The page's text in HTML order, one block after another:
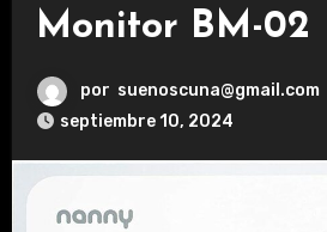
Monitor BM-02
por suenoscuna@gmail.com
septiembre 10, 2024